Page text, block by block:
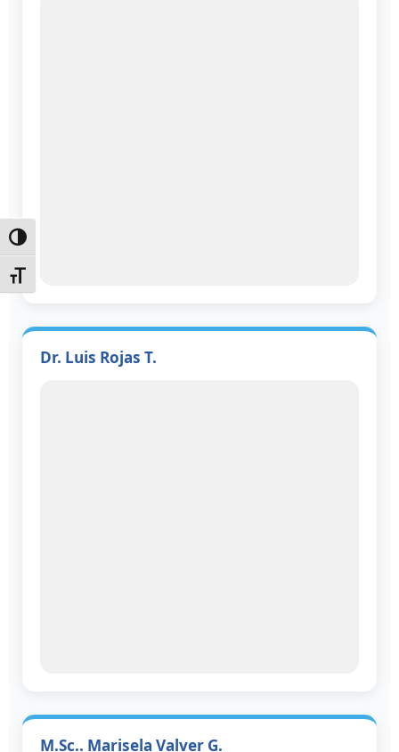
Cambiar alto contraste
Cambiar tamaño de texto
Dr. Luis Rojas T.
M.Sc.. Marisela Valver G.